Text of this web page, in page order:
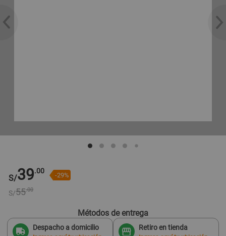
S/39.00 -29%
S/55.00
Métodos de entrega
Despacho a domicilio Retiro en tienda